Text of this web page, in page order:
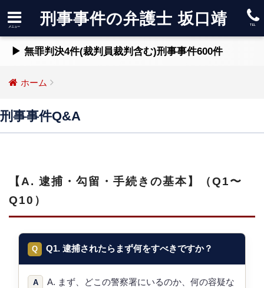
刑事事件の弁護士 坂口靖
▶ 無罪判決4件(裁判員裁判含む)刑事事件600件
ホーム
刑事事件Q&A
【A. 逮捕・勾留・手続きの基本】（Q1〜
Q10）
Q1. 逮捕されたらまず何をすべきですか？
A. まず、どこの警察署にいるのか、何の容疑な